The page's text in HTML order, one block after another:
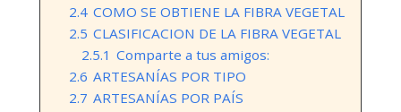
2.4 COMO SE OBTIENE LA FIBRA VEGETAL
2.5 CLASIFICACION DE LA FIBRA VEGETAL
2.5.1 Comparte a tus amigos:
2.6 ARTESANÍAS POR TIPO
2.7 ARTESANÍAS POR PAÍS